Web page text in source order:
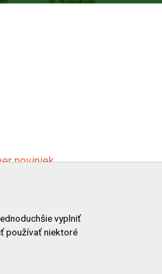
noviniek
online vyplniť
používať niektoré